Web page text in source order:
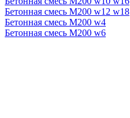
Бетонная смесь М200 w12 w18
Бетонная смесь М200 w4
Бетонная смесь М200 w6